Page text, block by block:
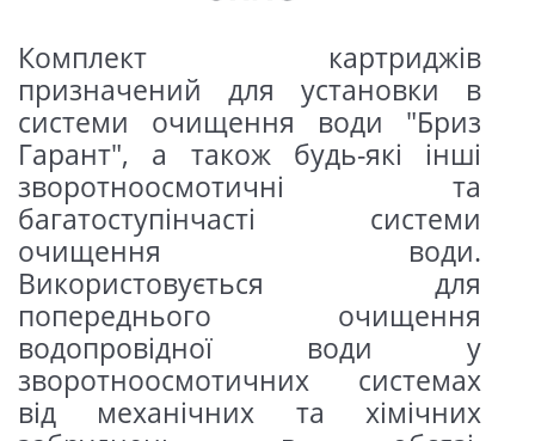
Комплект картриджів
призначений для установки в
системи очищення води "Бриз
Гарант", а також будь-які інші
зворотноосмотичні та
багатоступінчасті системи
очищення води.
Використовується для
попереднього очищення
водопровідної води у
зворотноосмотичних системах
від механічних та хімічних